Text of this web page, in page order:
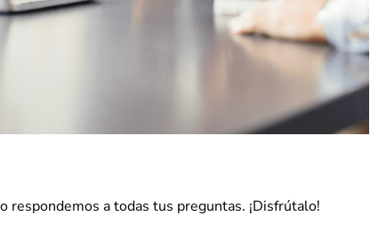
respondemos a todas tus preguntas. ¡Disfrútalo!